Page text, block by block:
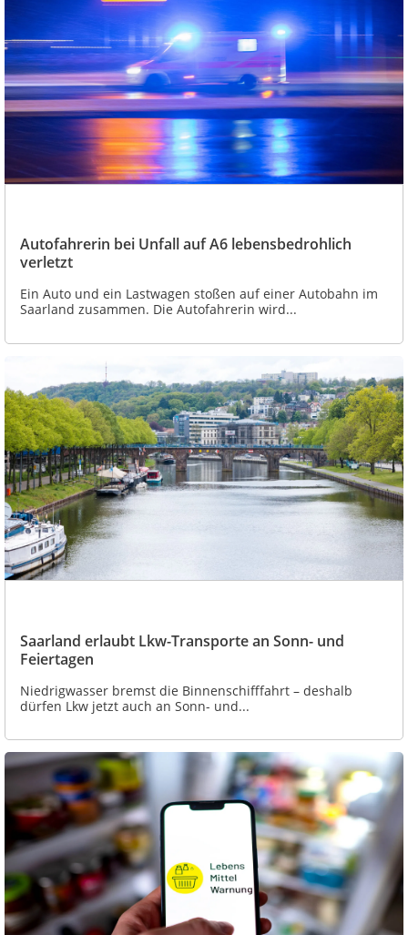
Autofahrerin bei Unfall auf A6 lebensbedrohlich
verletzt
Ein Auto und ein Lastwagen stoßen auf einer Autobahn im
Saarland zusammen. Die Autofahrerin wird...
Saarland erlaubt Lkw-Transporte an Sonn- und
Feiertagen
Niedrigwasser bremst die Binnenschifffahrt – deshalb
dürfen Lkw jetzt auch an Sonn- und...